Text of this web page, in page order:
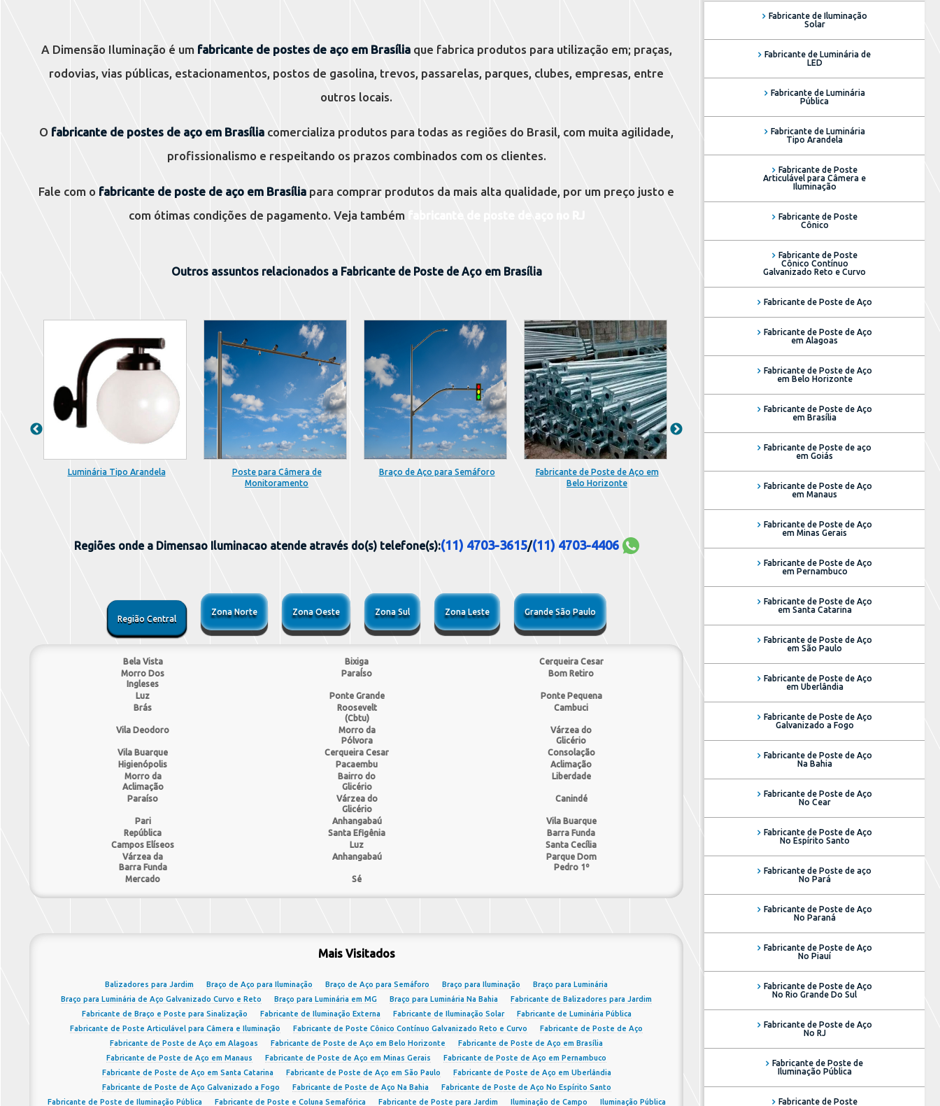
A Dimensão Iluminação é um fabricante de postes de aço em Brasíliaque fabrica produtos para utilização em; praças,
rodovias, vias públicas, estacionamentos, postos de gasolina, trevos, passarelas, parques, clubes, empresas, entre
outros locais.
O fabricante de postes de aço em Brasília comercializa produtos para todas as regiões do Brasil, com muita agilidade,
profissionalismo e respeitando os prazos combinados com os clientes.
Fale com o fabricante de poste de aço em Brasília para comprar produtos da mais alta qualidade, por um preço justo e
com ótimas condições de pagamento. Veja também
Outros assuntos relacionados a Fabricante de Poste de Aço em Brasília
Luminária Tipo Arandela
Poste para Câmera de
Monitoramento
Braço de Aço para Semáforo
Fabricante de Poste de Aço em
Belo Horizonte
Iluminação Externa Luminária Tipo
Regiões onde a Dimensao Iluminacao atende através do(s) telefone(s):(11) 4703-3615/(11) 4703-4406
Região Central
Zona Norte Zona Oeste Zona Sul Zona Leste Grande São Paulo
Bela Vista Bixiga
Cerqueira Cesar
Morro Dos
Ingleses
ParaÍso Bom Retiro
Luz Ponte Grande
Ponte Pequena
Brás
Roosevelt
(Cbtu)
Cambuci
Vila Deodoro
Morro da
Pólvora
Várzea do
Glicério
Vila Buarque
Cerqueira Cesar
Consolação
Higienópolis
Pacaembu
Aclimação
Morro da
Aclimação
Bairro do
Glicério
Liberdade
Paraíso
Várzea do
Glicério
Canindé
Pari Anhangabaú
Vila Buarque
República
Santa Efigênia
Barra Funda
Campos Elíseos
Luz
Santa Cecília
Várzea da
Barra Funda
Anhangabaú
Parque Dom
Pedro 1º
Mercado
Sé
Mais Visitados
Balizadores para Jardim Braço de Aço para Iluminação Braço de Aço para Semáforo Braço para Iluminação
Braço para Luminária
Braço para Luminária de Aço Galvanizado Curvo e Reto
Braço para Luminária em MG Braço para Luminária Na Bahia
Fabricante de Balizadores para Jardim
Fabricante de Braço e Poste para Sinalização
Fabricante de Iluminação Externa Fabricante de Iluminação Solar
Fabricante de Luminária Pública
Fabricante de Poste Articulável para Câmera e Iluminação
Fabricante de Poste Cônico Contínuo Galvanizado Reto e Curvo
Fabricante de Poste de Aço
Fabricante de Poste de Aço em Alagoas
Fabricante de Poste de Aço em Belo Horizonte
Fabricante de Poste de Aço em Brasília
Fabricante de Poste de Aço em Manaus
Fabricante de Poste de Aço em Minas Gerais
Fabricante de Poste de Aço em Pernambuco
Fabricante de Poste de Aço em Santa Catarina
Fabricante de Poste de Aço em São Paulo
Fabricante de Poste de Aço em Uberlândia
Fabricante de Poste de Aço Galvanizado a Fogo
Fabricante de Poste de Aço Na Bahia
Fabricante de Poste de Aço No Espírito Santo
Fabricante de Poste de Iluminação Pública
Fabricante de Poste e Coluna Semafórica Fabricante de Poste para Jardim Iluminação de Campo Iluminação Pública
Fabricante de Iluminação
Solar
Fabricante de Luminária de
LED
Fabricante de Luminária
Pública
Fabricante de Luminária
Tipo Arandela
Fabricante de Poste
Articulável para Câmera e
Iluminação
Fabricante de Poste
Cônico
Fabricante de Poste
Cônico Contínuo
Galvanizado Reto e Curvo
Fabricante de Poste de Aço
Fabricante de Poste de Aço
em Alagoas
Fabricante de Poste de Aço
em Belo Horizonte
Fabricante de Poste de Aço
em Brasília
Fabricante de Poste de aço
em Goiás
Fabricante de Poste de Aço
em Manaus
Fabricante de Poste de Aço
em Minas Gerais
Fabricante de Poste de Aço
em Pernambuco
Fabricante de Poste de Aço
em Santa Catarina
Fabricante de Poste de Aço
em São Paulo
Fabricante de Poste de Aço
em Uberlândia
Fabricante de Poste de Aço
Galvanizado a Fogo
Fabricante de Poste de Aço
Na Bahia
Fabricante de Poste de Aço
No Cear
Fabricante de Poste de Aço
No Espírito Santo
Fabricante de Poste de aço
No Pará
Fabricante de Poste de Aço
No Paraná
Fabricante de Poste de Aço
No Piauí
Fabricante de Poste de Aço
No Rio Grande Do Sul
Fabricante de Poste de Aço
No RJ
Fabricante de Poste de
Iluminação Pública
Fabricante de Poste